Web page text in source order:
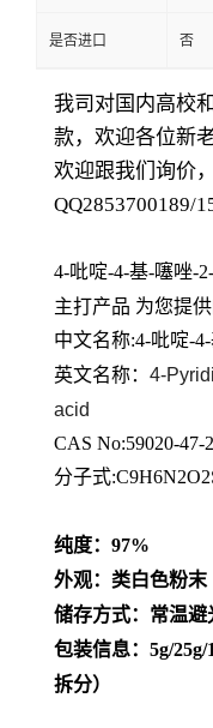
是否进口 否
我司对国内高校
款，欢迎各位新
欢迎跟我们询价
QQ2853700189/
4-吡啶-4-基-噻唑-
主打产品 为您提
中文名称:4-吡啶-
英文名称： 4-
acid
CAS No:59020-47-2
分子式
纯度：97%
外观：类白色粉末
储存方式：常温避
包装信息：5g/
拆分）